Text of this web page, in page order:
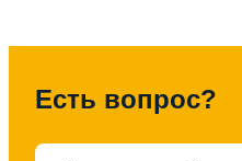
Есть вопрос?